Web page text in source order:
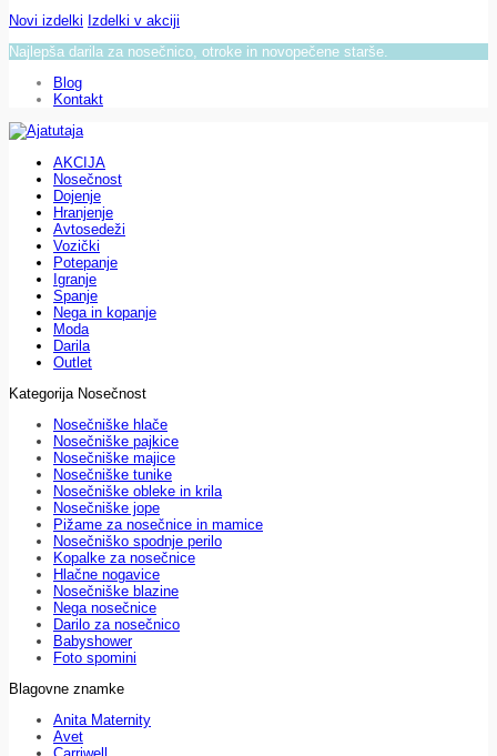
Novi izdelki Izdelki v akciji
Najlepša darila za nosečnico, otroke in novopečene starše.
Blog
Kontakt
AKCIJA
Nosečnost
Dojenje
Hranjenje
Avtosedeži
Vozički
Potepanje
Igranje
Spanje
Nega in kopanje
Moda
Darila
Outlet
Kategorija Nosečnost
Nosečniške hlače
Nosečniške pajkice
Nosečniške majice
Nosečniške tunike
Nosečniške obleke in krila
Nosečniške jope
Pižame za nosečnice in mamice
Nosečniško spodnje perilo
Kopalke za nosečnice
Hlačne nogavice
Nosečniške blazine
Nega nosečnice
Darilo za nosečnico
Babyshower
Foto spomini
Blagovne znamke
Anita Maternity
Avet